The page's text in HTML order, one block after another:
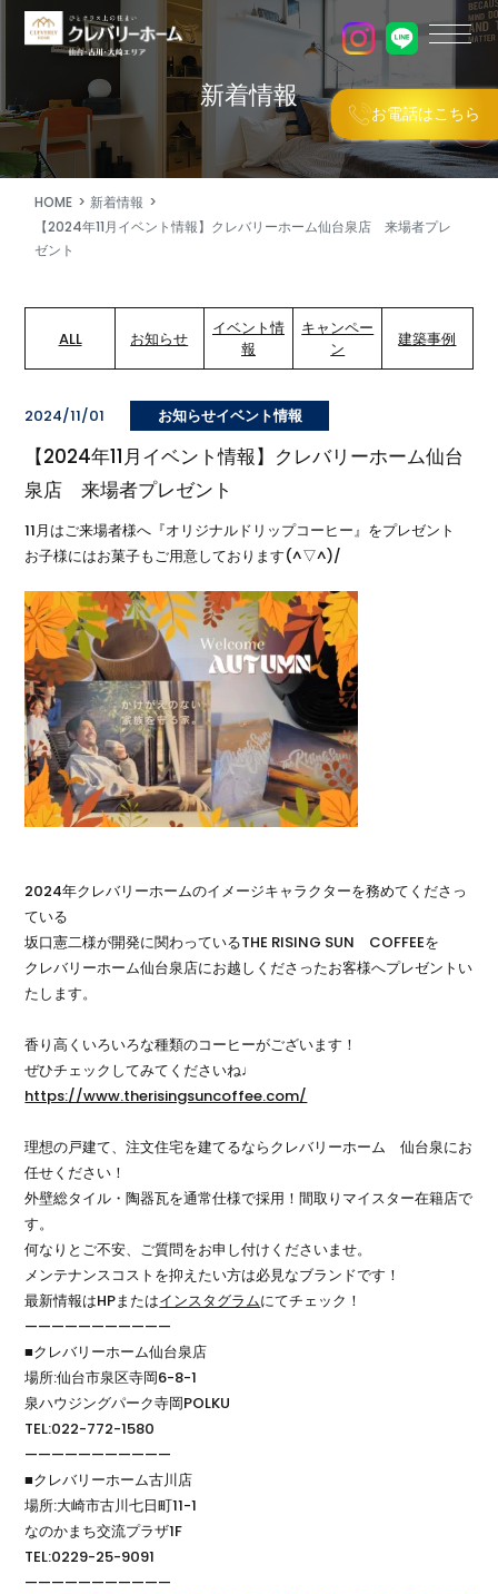
新着情報
HOME
新着情報
【2024年11月イベント情報】クレバリーホーム仙台泉店 来場者プレ
ゼント
ALL お知らせ
イベント情
報
キャンペー
ン
建築事例
2024/11/01 お知らせイベント情報
【2024年11月イベント情報】クレバリーホーム仙台
泉店 来場者プレゼント
11月はご来場者様へ『オリジナルドリップコーヒー』をプレゼント
お子様にはお菓子もご用意しております(^▽^)/
2024年クレバリーホームのイメージキャラクターを務めてくださっ
ている
坂口憲二様が開発に関わっているTHE RISING SUN COFFEEを
クレバリーホーム仙台泉店にお越しくださったお客様へプレゼントい
たします。
香り高くいろいろな種類のコーヒーがございます！
ぜひチェックしてみてくださいね♩
https://www.therisingsuncoffee.com/
理想の戸建て、注文住宅を建てるならクレバリーホーム 仙台泉にお
任せください！
外壁総タイル・陶器瓦を通常仕様で採用！間取りマイスター在籍店で
す。
何なりとご不安、ご質問をお申し付けくださいませ。
メンテナンスコストを抑えたい方は必見なブランドです！
最新情報はHPまたはインスタグラムにてチェック！
———————————
■クレバリーホーム仙台泉店
場所:仙台市泉区寺岡6-8-1
泉ハウジングパーク寺岡POLKU
TEL:022-772-1580
———————————
■クレバリーホーム古川店
場所:大崎市古川七日町11-1
なのかまち交流プラザ1F
TEL:0229-25-9091
———————————
お電話はこちら